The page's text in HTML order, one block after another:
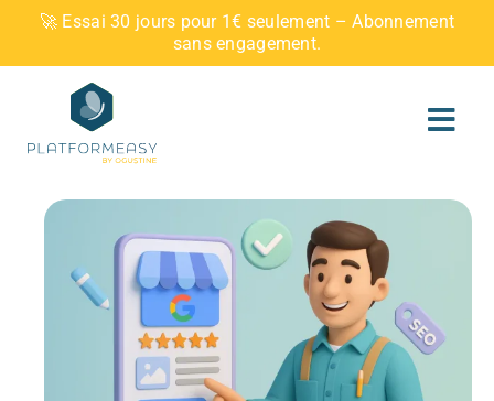
Skip
content
🚀 Essai 30 jours pour 1€ seulement – Abonnement
sans engagement.